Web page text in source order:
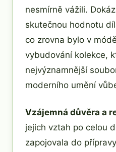
nesmírně vážili.
skutečnou hodnotu
co zrovna bylo v
vybudování kolekce,
nejvýznamnější
moderního umění
Vzájemná důvěra a
jejich vztah po celou
zapojovala do